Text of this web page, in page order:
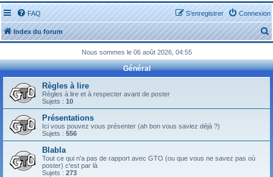
FAQ Connexion
S’enregistrer
Index du forum
e
c
Nous sommes le 06 août 2026, 04:55
Général
Règles à lire
Règles à lire et à respecter avant de poster
Sujets : 10
Présentations
Ici vous pouvez vous présenter (ah bon vous saviez déjà ?)
Sujets : 556
Blabla
Tout ce qui n'a pas de rapport avec GTO (ou que vous ne savez pas où
poster) c'est par là
Sujets : 273